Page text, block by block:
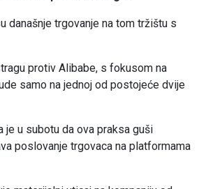
današnje trgovanje na tom tržištu s
protiv Alibabe, s fokusom na
samo na jednoj od postojeće dvije
je u subotu da ova praksa guši
poslovanje trgovaca na platformama